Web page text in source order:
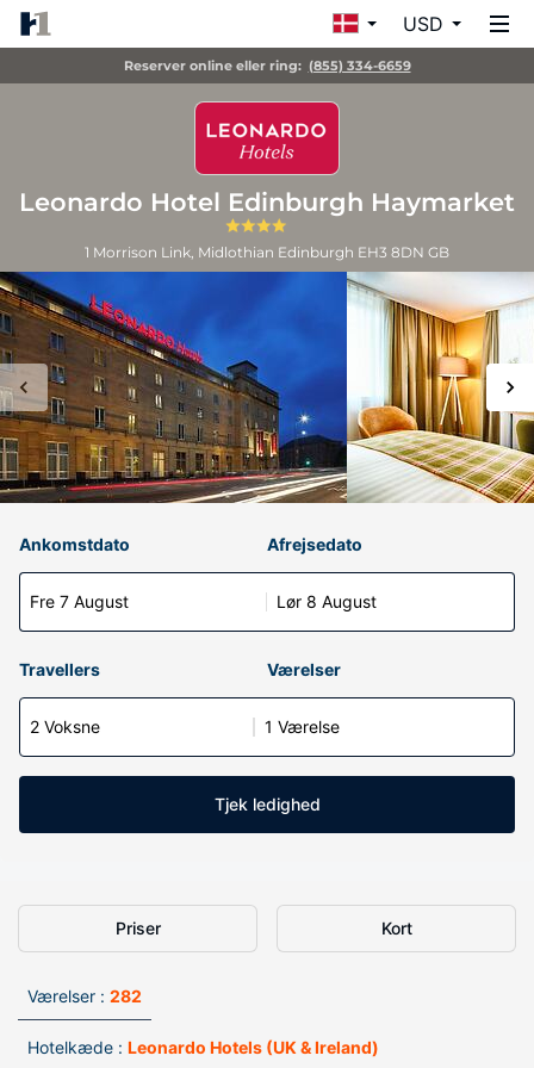
USD
Reserver online eller ring: (855) 334-6659
Leonardo Hotel Edinburgh Haymarket
1 Morrison Link, Midlothian Edinburgh EH3 8DN GB
Ankomstdato
Fre 7 August
Afrejsedato
Lør 8 August
Travellers Værelser
2 Voksne 1 Værelse
Tjek ledighed
Priser Kort
Værelser : 282
Hotelkæde : Leonardo Hotels (UK & Ireland)